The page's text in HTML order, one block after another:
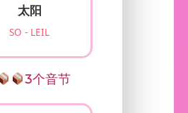
太阳
SO - LEIL
3个音节